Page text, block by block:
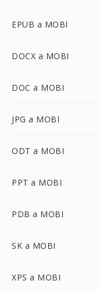
EPUB a MOBI
DOCX a MOBI
DOC a MOBI
JPG a MOBI
ODT a MOBI
PPT a MOBI
PDB a MOBI
SK a MOBI
XPS a MOBI